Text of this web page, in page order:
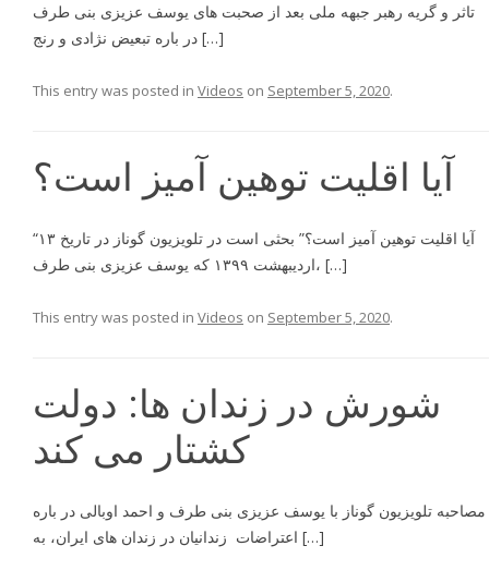
تاثر و گریه رهبر جبهه ملی بعد از صحبت های یوسف عزیزی بنی طرف
در باره تبعیض نژادی و رنج […]
This entry was posted in Videos on September 5, 2020.
آيا اقليت توهين آميز است؟
“آيا اقليت توهين آميز است؟” بحثى است در تلويزيون گوناز در تاریخ ۱۳
اردیبهشت ۱۳۹۹ كه يوسف عزيزى بنی طرف، […]
This entry was posted in Videos on September 5, 2020.
شورش در زندان ها: دولت
کشتار می کند
مصاحبه تلویزیون گوناز با یوسف عزیزی بنی طرف و احمد اوبالی در باره
اعتراضات زندانیان در زندان های ایران، به […]